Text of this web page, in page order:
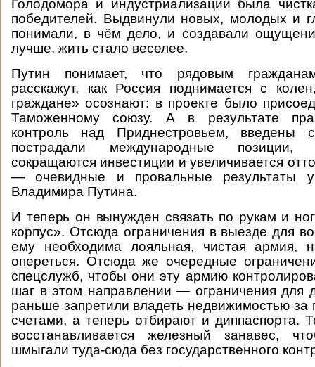
Голодомора и индустриализации была
победителей. Выдвинули новых, молодых и
понимали, в чём дело, и создавали
лучше, жить стало веселее.
Путин понимает, что рядовым
расскажут, как Россия поднимается с
граждане» осознают: в проекте было
Таможенному союзу. А в результате
контроль над Приднестровьем, введены
пострадали международные позиции,
сокращаются инвестиции и увеличивается
— очевидные и провальные результаты
Владимира Путина.
И теперь он вынужден связать по рукам и
корпус». Отсюда ограничения в выезде для
ему необходима лояльная, чистая армия,
опереться. Отсюда же очередные
спецслужб, чтобы они эту армию
шаг в этом направлении — ограничения для
раньше запретили владеть недвижимостью
счетами, а теперь отбирают и диппаспорта.
восстанавливается железный занавес,
шмыгали туда-сюда без государственного